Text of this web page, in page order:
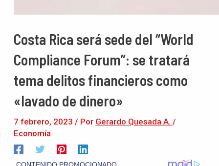
Costa Rica será sede del “World
Compliance Forum”: se tratará
tema delitos financieros como
«lavado de dinero»
7 febrero, 2023 / Por Gerardo Quesada A. /
Economía